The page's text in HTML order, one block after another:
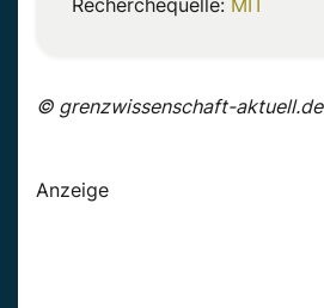
© grenzwissenschaft-aktuell.de
Anzeige